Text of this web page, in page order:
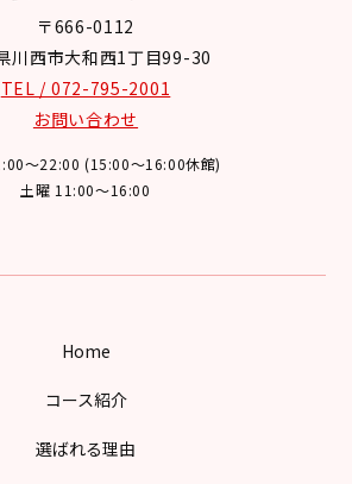
〒666-0112
川西市大和西1丁目99-30
TEL / 072-795-2001
お問い合わせ
～22:00 (15:00～16:00休館)
土曜 11:00～16:00
Home
コース紹介
選ばれる理由